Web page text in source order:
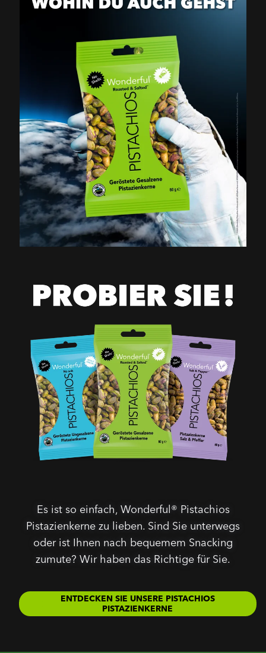
Es ist so einfach, Wonderful® Pistachios
Pistazienkerne zu lieben. Sind Sie unterwegs
oder ist Ihnen nach bequemem Snacking
zumute? Wir haben das Richtige für Sie.
ENTDECKEN SIE UNSERE PISTACHIOS
PISTAZIENKERNE